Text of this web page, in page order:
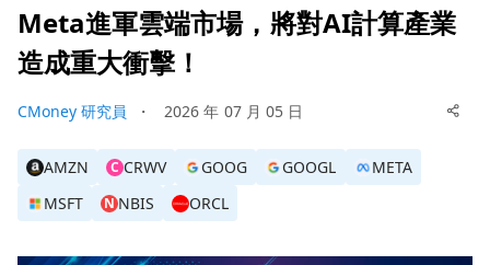
Meta進軍雲端市場，將對AI計算產業
造成重大衝擊！
CMoney 研究員 ・ 2026 年 07 月 05 日
AMZN C CRWV GOOG GOOGL
META
MSFT
N NBIS ORCL